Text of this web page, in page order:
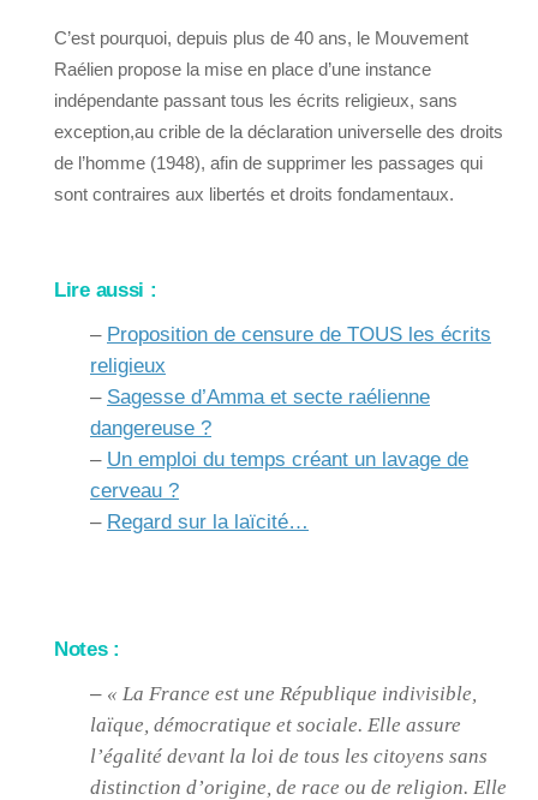
C’est pourquoi, depuis plus de 40 ans, le Mouvement
Raélien propose la mise en place d’une instance
indépendante passant tous les écrits religieux, sans
exception,au crible de la déclaration universelle des droits
de l’homme (1948), afin de supprimer les passages qui
sont contraires aux libertés et droits fondamentaux.
Lire aussi :
– Proposition de censure de TOUS les écrits
religieux
– Sagesse d’Amma et secte raélienne
dangereuse ?
– Un emploi du temps créant un lavage de
cerveau ?
– Regard sur la laïcité…
Notes :
– « La France est une République indivisible,
laïque, démocratique et sociale. Elle assure
l’égalité devant la loi de tous les citoyens sans
distinction d’origine, de race ou de religion. Elle